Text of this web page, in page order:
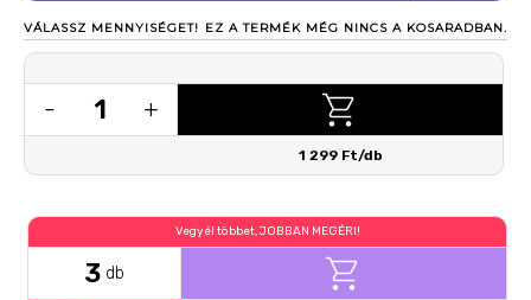
VÁLASSZ MENNYISÉGET! EZ A TERMÉK MÉG NINCS A KOSARADBAN.
- 1 +
1 299 Ft/db
Vegyél többet, JOBBAN MEGÉRI!
3 db